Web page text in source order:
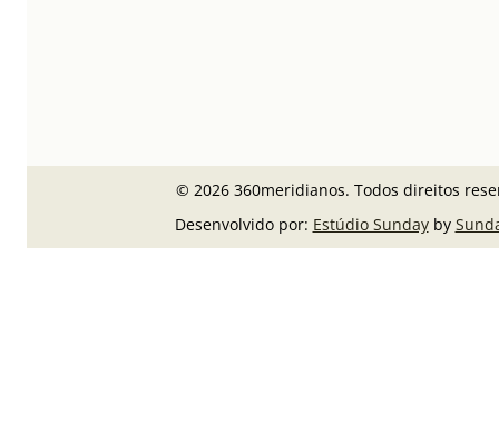
© 2026 360meridianos. Todos direitos
Desenvolvido por: Estúdio Sundayby